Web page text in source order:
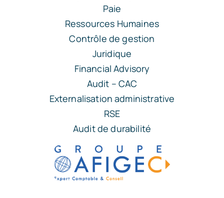
Paie
Ressources Humaines
Contrôle de gestion
Juridique
Financial Advisory
Audit – CAC
Externalisation administrative
RSE
Audit de durabilité